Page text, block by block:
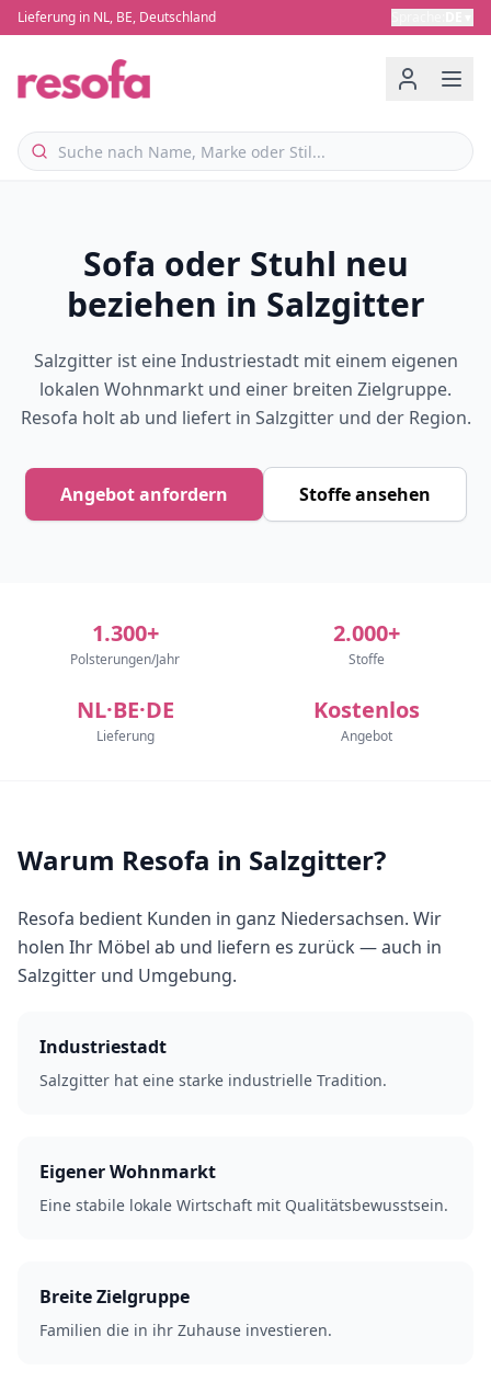
Lieferung in NL, BE, Deutschland
Sofa oder Stuhl neu
beziehen in Salzgitter
Salzgitter ist eine Industriestadt mit einem eigenen
lokalen Wohnmarkt und einer breiten Zielgruppe.
Resofa holt ab und liefert in Salzgitter und der Region.
Angebot anfordern Stoffe ansehen
1.300+
Polsterungen/Jahr
2.000+
Stoffe
NL·BE·DE
Lieferung
Kostenlos
Angebot
Warum Resofa in Salzgitter?
Resofa bedient Kunden in ganz Niedersachsen. Wir
holen Ihr Möbel ab und liefern es zurück — auch in
Salzgitter und Umgebung.
Industriestadt
Salzgitter hat eine starke industrielle Tradition.
Eigener Wohnmarkt
Eine stabile lokale Wirtschaft mit Qualitätsbewusstsein.
Breite Zielgruppe
Familien die in ihr Zuhause investieren.